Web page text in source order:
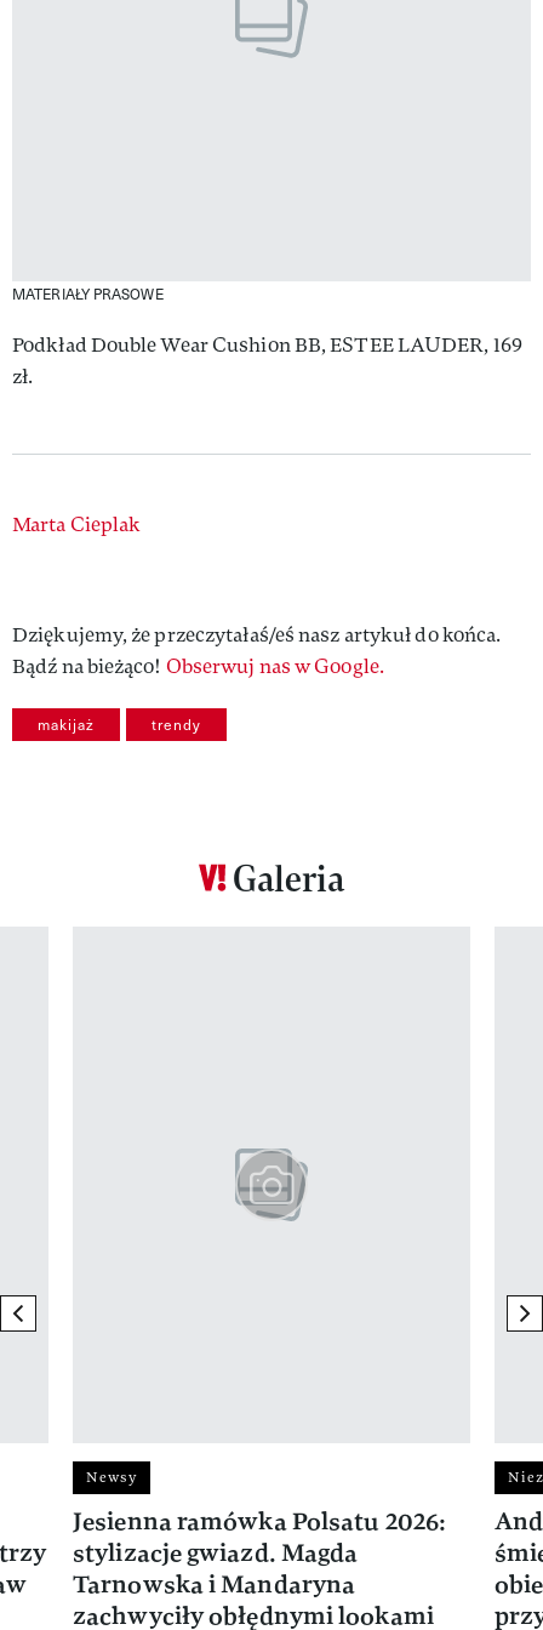
MATERIAŁY PRASOWE
Podkład Double Wear Cushion BB, ESTEE LAUDER, 169
zł.
Authors
Marta Cieplak
Dziękujemy, że przeczytałaś/eś nasz artykuł do końca.
Bądź na bieżąco! Obserwuj nas w Google.
makijaż trendy
Galeria
previous element
Newsy
Jesienna ramówka Polsatu 2026:
stylizacje gwiazd. Magda
Tarnowska i Mandaryna
zachwyciły obłędnymi lookami